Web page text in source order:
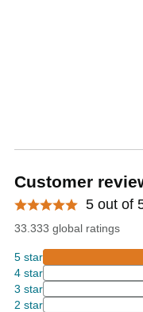
Customer
5 out of
33.333 global ratings
5 star
4 star
3 star
2 star